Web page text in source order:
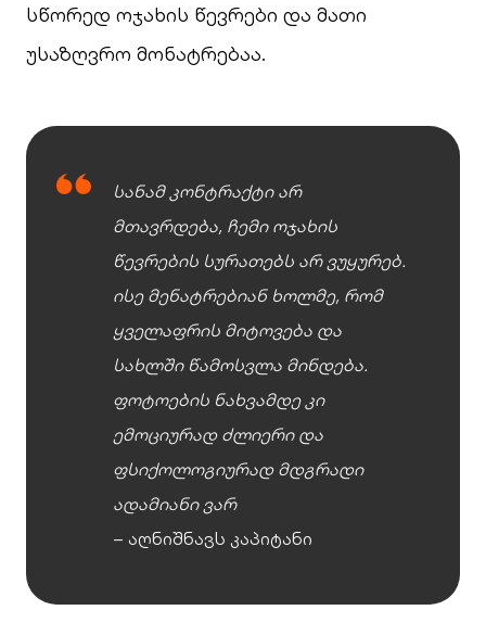
სწორედ ოჯახის წევრები და მათი
უსაზღვრო მონატრებაა.
სანამ კონტრაქტი არ
მთავრდება, ჩემი ოჯახის
წევრების სურათებს არ ვუყურებ.
ისე მენატრებიან ხოლმე, რომ
ყველაფრის მიტოვება და
სახლში წამოსვლა მინდება.
ფოტოების ნახვამდე კი
ემოციურად ძლიერი და
ფსიქოლოგიურად მდგრადი
ადამიანი ვარ
– აღნიშნავს კაპიტანი